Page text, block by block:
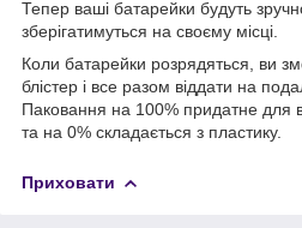
Тепер ваші батарейки будуть
зберігатимуться на своєму місці.
Коли батарейки розрядяться, ви
блістер і все разом віддати на
Паковання на 100% придатне для
та на 0% складається з пластику.
Приховати